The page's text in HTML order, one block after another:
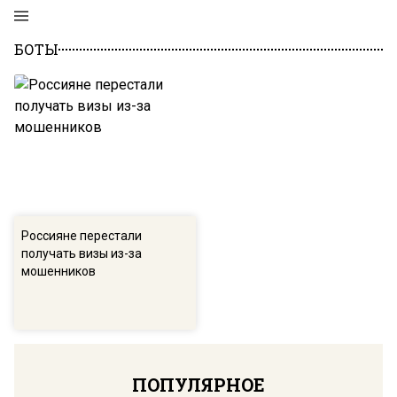
БОТЫ
Россияне перестали
получать визы из-за
мошенников
ПОПУЛЯРНОЕ